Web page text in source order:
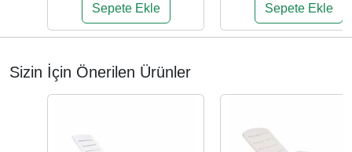
Sepete Ekle Sepete Ekle
Sizin İçin Önerilen Ürünler